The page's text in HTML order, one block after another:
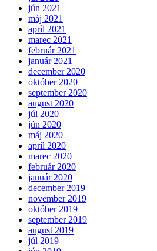
jún 2021
máj 2021
apríl 2021
marec 2021
február 2021
január 2021
december 2020
október 2020
september 2020
august 2020
júl 2020
jún 2020
máj 2020
apríl 2020
marec 2020
február 2020
január 2020
december 2019
november 2019
október 2019
september 2019
august 2019
júl 2019